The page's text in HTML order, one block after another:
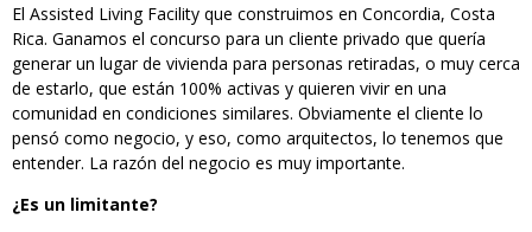
El Assisted Living Facility que construimos en Concordia, Costa
Rica. Ganamos el concurso para un cliente privado que quería
generar un lugar de vivienda para personas retiradas, o muy cerca
de estarlo, que están 100% activas y quieren vivir en una
comunidad en condiciones similares. Obviamente el cliente lo
pensó como negocio, y eso, como arquitectos, lo tenemos que
entender. La razón del negocio es muy importante.
¿Es un limitante?